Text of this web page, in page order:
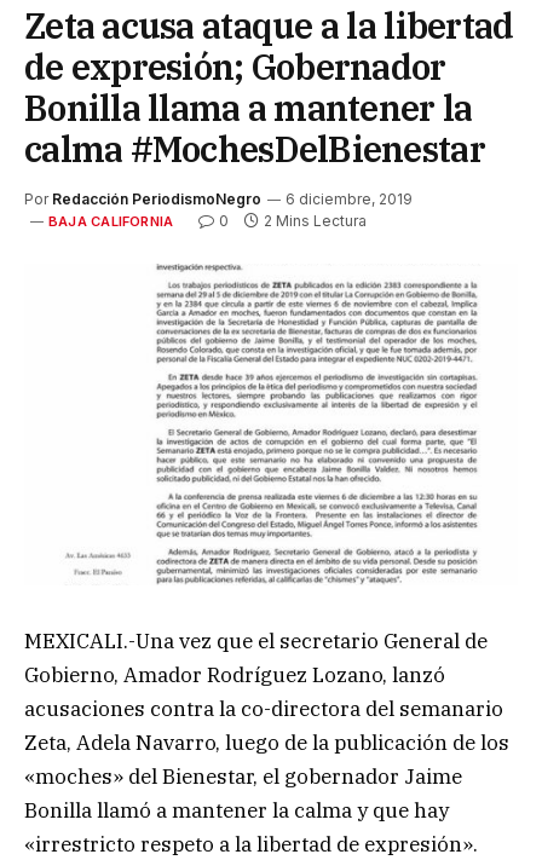
Zeta acusa ataque a la libertad
de expresión; Gobernador
Bonilla llama a mantener la
calma #MochesDelBienestar
Por Redacción PeriodismoNegro 6 diciembre, 2019
BAJA CALIFORNIA 0 2 Mins Lectura
MEXICALI.-Una vez que el secretario General de
Gobierno, Amador Rodríguez Lozano, lanzó
acusaciones contra la co-directora del semanario
Zeta, Adela Navarro, luego de la publicación de los
«moches» del Bienestar, el gobernador Jaime
Bonilla llamó a mantener la calma y que hay
«irrestricto respeto a la libertad de expresión».